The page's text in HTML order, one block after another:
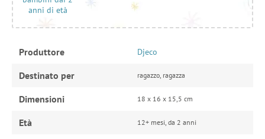
anni di età
Produttore Djeco
Destinato per ragazzo, ragazza
Dimensioni 18 x 16 x 15,5 cm
Età 12+ mesi, da 2 anni